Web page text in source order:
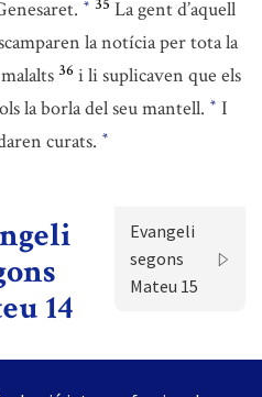
*
La gent d’aquell
la notícia per tota la
36 i li suplicaven que els
la borla del seu mantell. * I
curats. *
14
Evangeli
segons
Mateu 15